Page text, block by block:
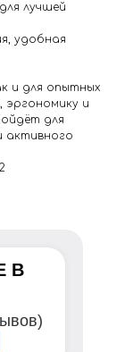
лучшей
удобная
и для опытных
эргономику и
для
активного
В